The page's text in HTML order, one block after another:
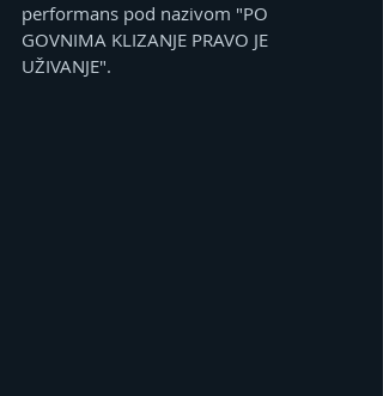
performans pod nazivom "PO
GOVNIMA KLIZANJE PRAVO JE
UŽIVANJE".